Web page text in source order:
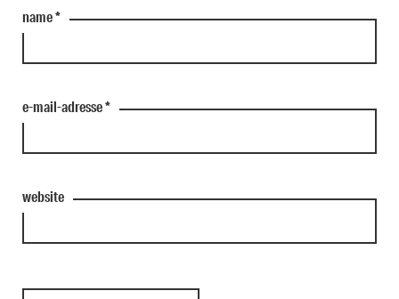
name*
e-mail-adresse*
website